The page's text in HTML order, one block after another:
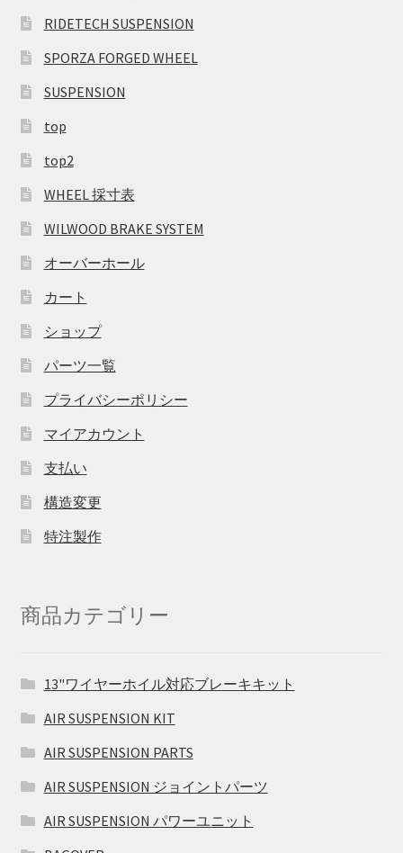
RIDETECH SUSPENSION
SPORZA FORGED WHEEL
SUSPENSION
top
top2
WHEEL 採寸表
WILWOOD BRAKE SYSTEM
オーバーホール
カート
ショップ
パーツ一覧
プライバシーポリシー
マイアカウント
支払い
構造変更
特注製作
商品カテゴリー
13"ワイヤーホイル対応ブレーキキット
AIR SUSPENSION KIT
AIR SUSPENSION PARTS
AIR SUSPENSION ジョイントパーツ
AIR SUSPENSION パワーユニット